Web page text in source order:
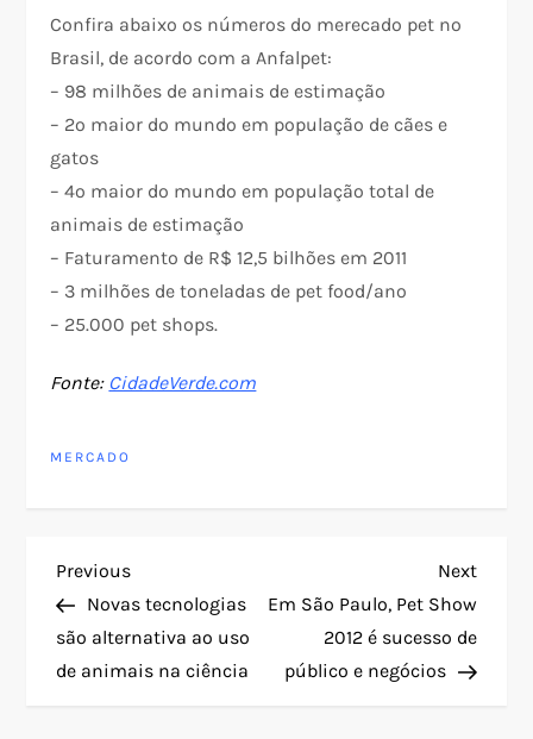
Confira abaixo os números do merecado pet no
Brasil, de acordo com a Anfalpet:
– 98 milhões de animais de estimação
– 2º maior do mundo em população de cães e
gatos
– 4º maior do mundo em população total de
animais de estimação
– Faturamento de R$ 12,5 bilhões em 2011
– 3 milhões de toneladas de pet food/ano
– 25.000 pet shops.
Fonte: CidadeVerde.com
MERCADO
N
a
v
Previous
Post
Previous
Novas tecnologias
são alternativa ao uso
de animais na ciência
Next
Post
Next
Em São Paulo, Pet Show
2012 é sucesso de
público e negócios